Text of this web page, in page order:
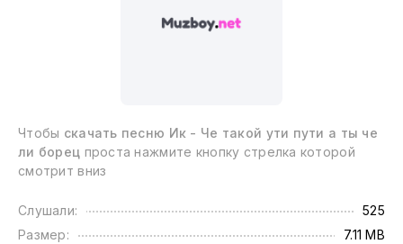
Чтобы скачать песню Ик - Че такой ути пути а ты че
ли борец проста нажмите кнопку стрелка которой
смотрит вниз
Слушали:
525
Размер:
7.11 MB